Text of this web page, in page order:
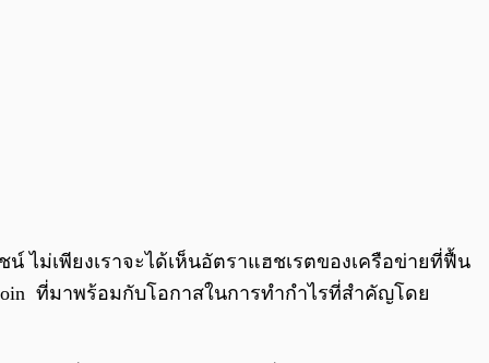
/0:00
ไม่เพียงเราจะได้เห็นอัตราแฮชเรตของเครือข่ายที่ฟื้น
ที่มาพร้อมกับโอกาสในการทำกำไรที่สำคัญโดย